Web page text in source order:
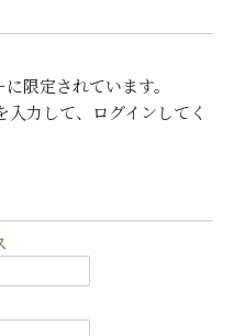
限定されています。
入力して、ログインしてく